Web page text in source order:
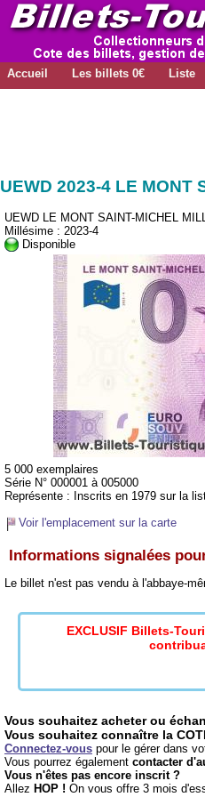
Accueil Les billets 0€ Liste
UEWD 2023-4 LE MONT
UEWD LE MONT SAINT-MICHEL
Millésime : 2023-4
Disponible
5 000 exemplaires
Série N° 000001 à 005000
Représente : Inscrits en 1979 sur la
Voir l'emplacement sur la carte
Informations signalées
Le billet n'est pas vendu à l'abbaye-
EXCLUSIF Billets-
Vous souhaitez acheter ou
Vous souhaitez connaître la
Connectez-vous pour le gérer dans
Vous pourrez également contacter
Vous n'êtes pas encore inscrit ?
Allez HOP ! On vous offre 3 mois